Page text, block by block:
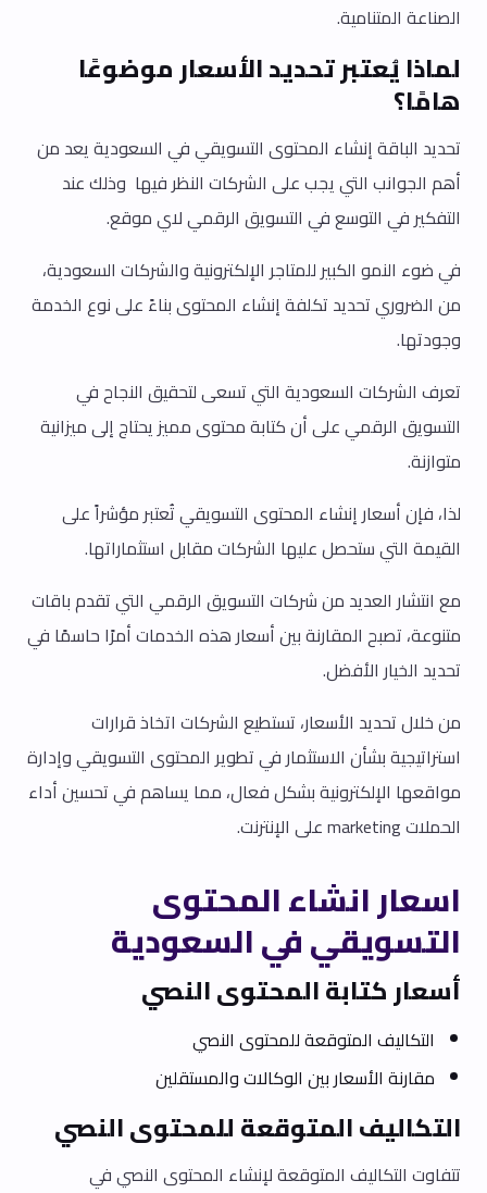
الصناعة المتنامية.
لماذا يُعتبر تحديد الأسعار موضوعًا
هامًا؟
تحديد الباقة إنشاء المحتوى التسويقي في السعودية يعد من
أهم الجوانب التي يجب على الشركات النظر فيها وذلك عند
التفكير في التوسع في التسويق الرقمي لاي موقع.
في ضوء النمو الكبير للمتاجر الإلكترونية والشركات السعودية،
من الضروري تحديد تكلفة إنشاء المحتوى بناءً على نوع الخدمة
وجودتها.
تعرف الشركات السعودية التي تسعى لتحقيق النجاح في
التسويق الرقمي على أن كتابة محتوى مميز يحتاج إلى ميزانية
متوازنة.
لذا، فإن أسعار إنشاء المحتوى التسويقي تُعتبر مؤشراً على
القيمة التي ستحصل عليها الشركات مقابل استثماراتها.
مع انتشار العديد من شركات التسويق الرقمي التي تقدم باقات
متنوعة، تصبح المقارنة بين أسعار هذه الخدمات أمرًا حاسمًا في
تحديد الخيار الأفضل.
من خلال تحديد الأسعار، تستطيع الشركات اتخاذ قرارات
استراتيجية بشأن الاستثمار في تطوير المحتوى التسويقي وإدارة
مواقعها الإلكترونية بشكل فعال، مما يساهم في تحسين أداء
الحملات marketing على الإنترنت.
اسعار انشاء المحتوى
التسويقي في السعودية
أسعار كتابة المحتوى النصي
التكاليف المتوقعة للمحتوى النصي
مقارنة الأسعار بين الوكالات والمستقلين
التكاليف المتوقعة للمحتوى النصي
تتفاوت التكاليف المتوقعة لإنشاء المحتوى النصي في